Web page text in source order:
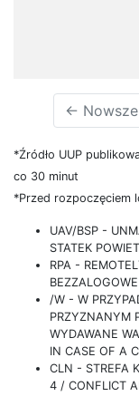
←
*Źródło UUP
co 30 minut
*Przed rozpoczęciem
UAV/BSP -
STATEK
RPA -
/W - W
PRZYZNANYM
WYDAWANE
IN CASE OF A
CLN - STREFA
4 / CONFLICT